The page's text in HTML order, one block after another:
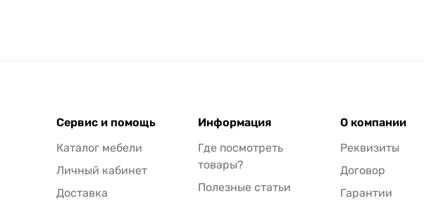
Сервис и помощь
Каталог мебели
Личный кабинет
Доставка
Информация
Где посмотреть
товары?
Полезные статьи
О компании
Реквизиты
Договор
Гарантии